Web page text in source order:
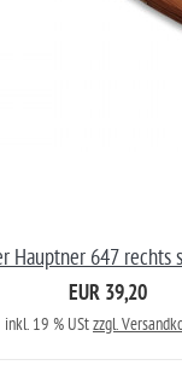
Hauptner 647 rechts
EUR 39,20
inkl. 19 % UStzzgl.